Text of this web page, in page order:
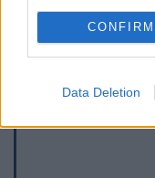
CONFIRM
Data Deletion